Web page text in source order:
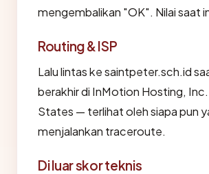
mengembalikan "OK". Nilai saat
Routing & ISP
Lalu lintas ke saintpeter.sch.id
berakhir di InMotion Hosting,
States — terlihat oleh siapa pun
menjalankan traceroute.
Di luar skor teknis